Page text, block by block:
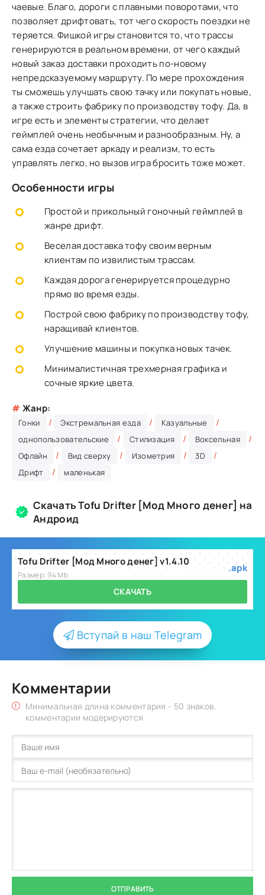
чаевые. Благо, дороги с плавными поворотами, что
позволяет дрифтовать, тот чего скорость поездки не
теряется. Фишкой игры становится то, что трассы
генерируются в реальном времени, от чего каждый
новый заказ доставки проходить по-новому
непредсказуемому маршруту. По мере прохождения
ты сможешь улучшать свою тачку или покупать новые,
а также строить фабрику по производству тофу. Да, в
игре есть и элементы стратегии, что делает
геймплей очень необычным и разнообразным. Ну, а
сама езда сочетает аркаду и реализм, то есть
управлять легко, но вызов игра бросить тоже может.
Особенности игры
Простой и прикольный гоночный геймплей в
жанре дрифт.
Веселая доставка тофу своим верным
клиентам по извилистым трассам.
Каждая дорога генерируется процедурно
прямо во время езды.
Построй свою фабрику по производству тофу,
наращивай клиентов.
Улучшение машины и покупка новых тачек.
Минималистичная трехмерная графика и
сочные яркие цвета.
# Жанр:
Гонки / Экстремальная езда / Казуальные /
однопользовательские / Стилизация / Воксельная /
Офлайн / Вид сверху / Изометрия / 3D /
Дрифт / маленькая
Скачать Tofu Drifter [Мод Много денег] на
Андроид
Tofu Drifter [Мод Много денег] v1.4.10
Размер: 94 Mb
.apk
СКАЧАТЬ
Вступай в наш Telegram
Комментарии
Минимальная длина комментария - 50 знаков.
комментарии модерируются
ОТПРАВИТЬ